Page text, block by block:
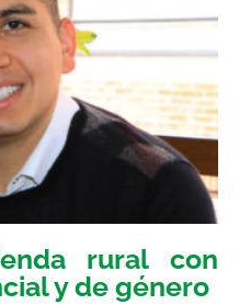
rural con
y de género